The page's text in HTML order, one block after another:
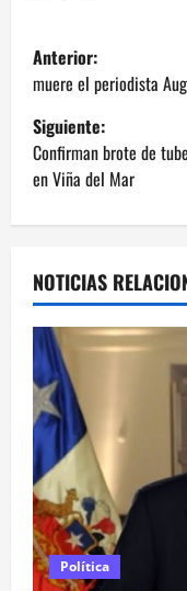
N
a
v
e
g
a
c
i
ó
n
d
e
Anterior:
muere el periodista
Siguiente:
Confirman brote de
en Viña del Mar
NOTICIAS
Política